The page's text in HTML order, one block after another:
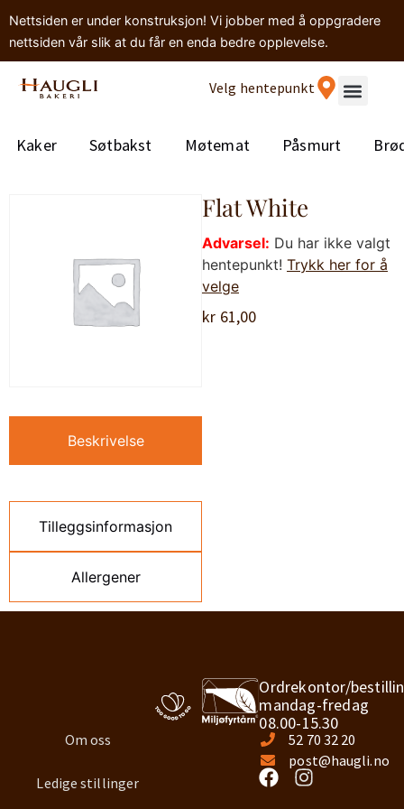
Nettsiden er under konstruksjon! Vi jobber med å oppgradere
nettsiden vår slik at du får en enda bedre opplevelse.
Velg hentepunkt
Kaker Søtbakst Møtemat Påsmurt
Beskrivelse
Tilleggsinformasjon
Allergener
Flat White
Advarsel: Du har ikke valgt
hentepunkt! Trykk her for å
velge
kr 61,00
Om oss
Ledige stillinger
Ordrekontor/
mandag-fredag
08.00-15.30
52 70 32 20
post@haugli.no